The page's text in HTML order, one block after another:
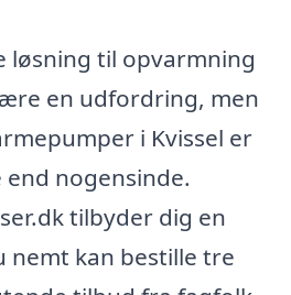
løsning til opvarmning
en udfordring, men
i Kvissel er
nogensinde.
tilbyder dig en
nemt kan bestille tre